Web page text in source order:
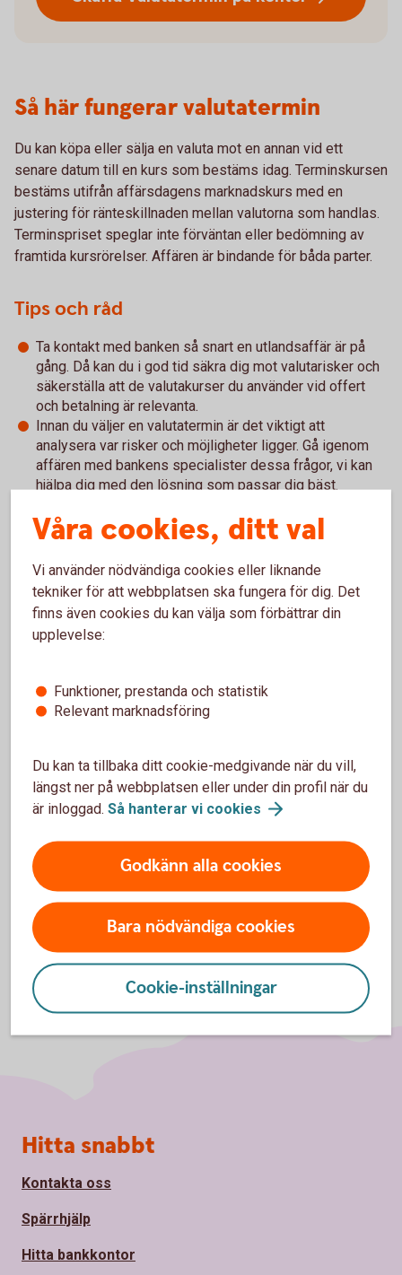
Så här fungerar valutatermin
Du kan köpa eller sälja en valuta mot en annan vid ett
senare datum till en kurs som bestäms idag. Terminskursen
bestäms utifrån affärsdagens marknadskurs med en
justering för ränteskillnaden mellan valutorna som handlas.
Terminspriset speglar inte förväntan eller bedömning av
framtida kursrörelser. Affären är bindande för båda parter.
Tips och råd
Ta kontakt med banken så snart en utlandsaffär är på
gång. Då kan du i god tid säkra dig mot valutarisker och
säkerställa att de valutakurser du använder vid offert
och betalning är relevanta.
Innan du väljer en valutatermin är det viktigt att
analysera var risker och möjligheter ligger. Gå igenom
affären med bankens specialister dessa frågor, vi kan
hjälpa dig med den lösning som passar dig bäst.
telefon eller via din bankkontakt.
Pris
godkänna cookies för Funktioner, prestanda
och statistik.
Våra cookies, ditt val
Vi använder nödvändiga cookies eller liknande
tekniker för att webbplatsen ska fungera för dig. Det
finns även cookies du kan välja som förbättrar din
upplevelse:
Funktioner, prestanda och statistik
Relevant marknadsföring
Du kan ta tillbaka ditt cookie-medgivande när du vill,
längst ner på webbplatsen eller under din profil när du
är inloggad. Så hanterar vi cookies
Godkänn alla cookies
Bara nödvändiga cookies
Cookie-inställningar
Sidfot
Hitta snabbt
Kontakta oss
Spärrhjälp
Hitta bankkontor